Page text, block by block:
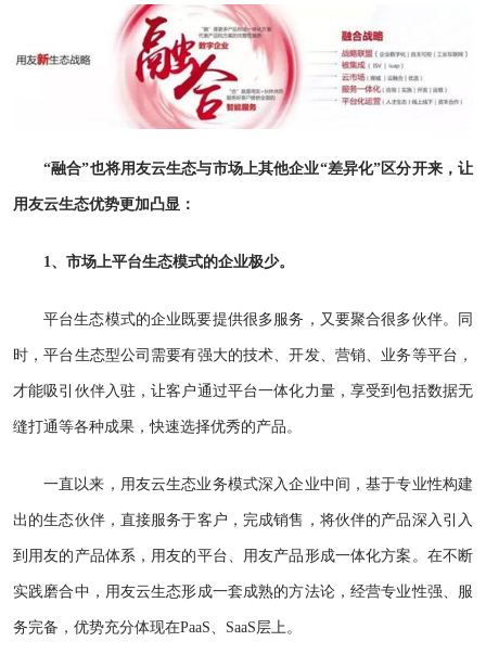
“融合”也将用友云生态与市场上其他企业“差异化”区分开来，让
用友云生态优势更加凸显：
1、市场上平台生态模式的企业极少。
平台生态模式的企业既要提供很多服务，又要聚合很多伙伴。同
时，平台生态型公司需要有强大的技术、开发、营销、业务等平台，
才能吸引伙伴入驻，让客户通过平台一体化力量，享受到包括数据无
缝打通等各种成果，快速选择优秀的产品。
一直以来，用友云生态业务模式深入企业中间，基于专业性构建
出的生态伙伴，直接服务于客户，完成销售，将伙伴的产品深入引入
到用友的产品体系，用友的平台、用友产品形成一体化方案。在不断
实践磨合中，用友云生态形成一套成熟的方法论，经营专业性强、服
务完备，优势充分体现在PaaS、SaaS层上。